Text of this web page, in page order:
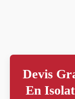
Devis
En